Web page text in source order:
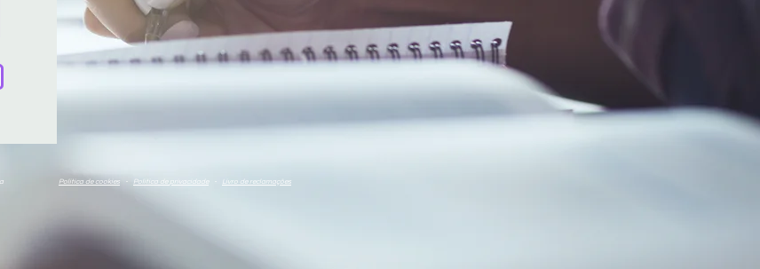
Politica de cookies - Politica de privacidade- Livro de reclamações